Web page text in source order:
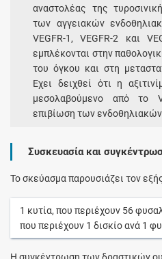
αναστολέας της
των αγγειακών
VEGFR-1, VEGFR-2 και
εμπλέκονται στην
του όγκου και στη
Έχει δειχθεί ότι η
μεσολαβούμενο από το
επιβίωση των
Συσκευασία και
Το σκεύασμα παρουσιάζει τον
1 κυτία, που περιέχουν 56
που περιέχουν 1 δισκίοανά 1